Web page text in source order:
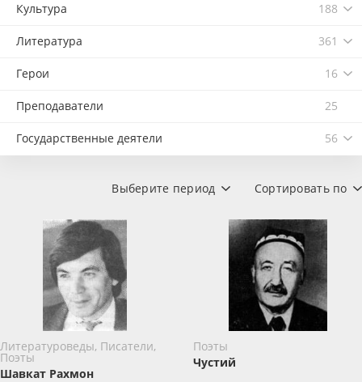
Культура 188
Литература 361
Герои 16
Преподаватели 25
Государственные деятели 56
Сортировать по
Выберите период
Литературоведы, Писатели,
Поэты
Шавкат Рахмон
Поэты
Чустий